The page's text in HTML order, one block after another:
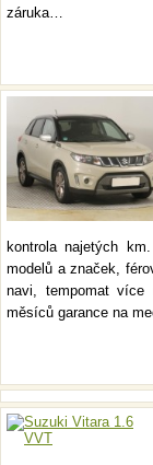
záruka…
kontrola najetých
modelů a značek,
navi, tempomat
měsíců garance na